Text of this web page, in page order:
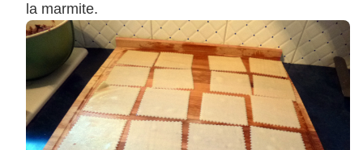
la marmite.